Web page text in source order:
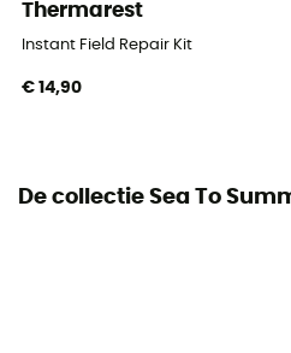
Dikte
4 cm
Verpakkingsmaat
Thermarest
Instant Field Repair Kit
€ 14,90
De collectie Sea To